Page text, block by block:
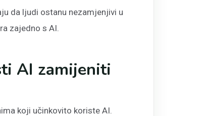
da ljudi ostanu nezamjenjivi u
zajedno s AI.
AI zamijeniti
koji učinkovito koriste AI.